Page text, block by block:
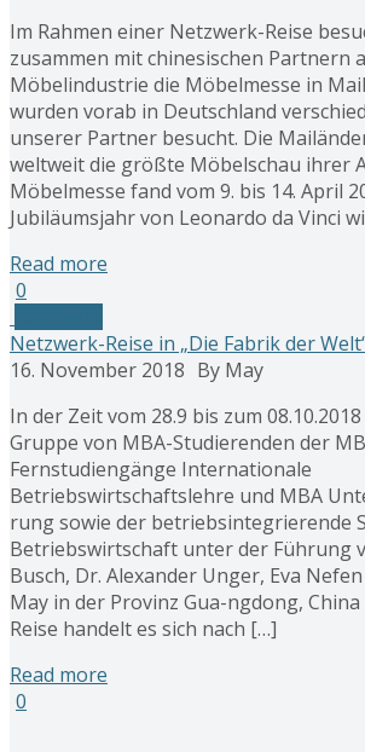
Im Rahmen einer Netzwerk-Reise
zusammen mit chinesischen Partnern
Möbelindustrie die Möbelmesse in
wurden vorab in Deutschland
unserer Partner besucht. Die
weltweit die größte Möbelschau ihrer
Möbelmesse fand vom 9. bis 14. April
Jubiläumsjahr von Leonardo da Vinci
Read more
0
Netzwerk-Reise in „Die Fabrik der
16. November 2018 By May
In der Zeit vom 28.9 bis zum
Gruppe von MBA-Studierenden der
Fernstudiengänge Internationale
Betriebswirtschaftslehre und MBA
rung sowie der betriebsintegrierende
Betriebswirtschaft unter der Führung
Busch, Dr. Alexander Unger, Eva
May in der Provinz Gua-ngdong,
Reise handelt es sich nach […]
Read more
0